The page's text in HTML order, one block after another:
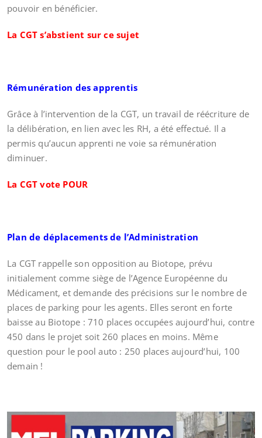
pouvoir en bénéficier.
La CGT s’abstient sur ce sujet
Rémunération des apprentis
Grâce à l’intervention de la CGT, un travail de réécriture de
la délibération, en lien avec les RH, a été effectué. Il a
permis qu’aucun apprenti ne voie sa rémunération
diminuer.
La CGT vote POUR
Plan de déplacements de l’Administration
La CGT rappelle son opposition au Biotope, prévu
initialement comme siège de l’Agence Européenne du
Médicament, et demande des précisions sur le nombre de
places de parking pour les agents. Elles seront en forte
baisse au Biotope : 710 places occupées aujourd’hui, contre
450 dans le projet soit 260 places en moins. Même
question pour le pool auto : 250 places aujourd’hui, 100
demain !